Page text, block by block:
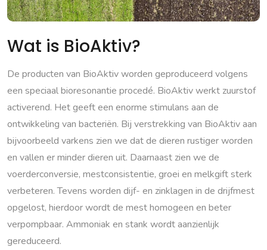
Wat is BioAktiv?
De producten van BioAktiv worden geproduceerd volgens
een speciaal bioresonantie procedé. BioAktiv werkt zuurstof
activerend. Het geeft een enorme stimulans aan de
ontwikkeling van bacteriën. Bij verstrekking van BioAktiv aan
bijvoorbeeld varkens zien we dat de dieren rustiger worden
en vallen er minder dieren uit. Daarnaast zien we de
voerderconversie, mestconsistentie, groei en melkgift sterk
verbeteren. Tevens worden dijf- en zinklagen in de drijfmest
opgelost, hierdoor wordt de mest homogeen en beter
verpompbaar. Ammoniak en stank wordt aanzienlijk
gereduceerd.